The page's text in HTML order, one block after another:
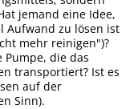
jemand eine Idee,
Aufwand zu lösen ist
mehr reinigen")?
die das
transportiert? Ist es
auf der
Sinn).